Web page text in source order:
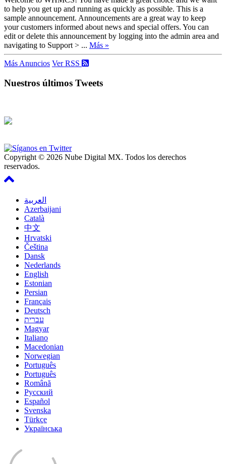
to help you get up and running as quickly as possible. This is a
sample announcement. Announcements are a great way to keep
your customers informed about news and special offers. You can
edit or delete this announcement by logging into the admin area and
navigating to Support > ... Más »
Más Anuncios Ver RSS
Nuestros últimos Tweets
Copyright © 2026 Nube Digital MX. Todos los derechos
reservados.
العربية
Azerbaijani
Català
中文
Hrvatski
Čeština
Dansk
Nederlands
English
Estonian
Persian
Français
Deutsch
עברית
Magyar
Italiano
Macedonian
Norwegian
Português
Português
Română
Русский
Español
Svenska
Türkçe
Українська